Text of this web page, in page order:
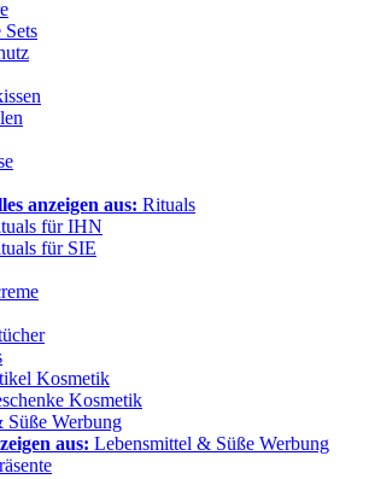
Sets
anzeigen aus: Rituals
für IHN
für SIE
Kosmetik
Kosmetik
Süße Werbung
aus: Lebensmittel & Süße Werbung